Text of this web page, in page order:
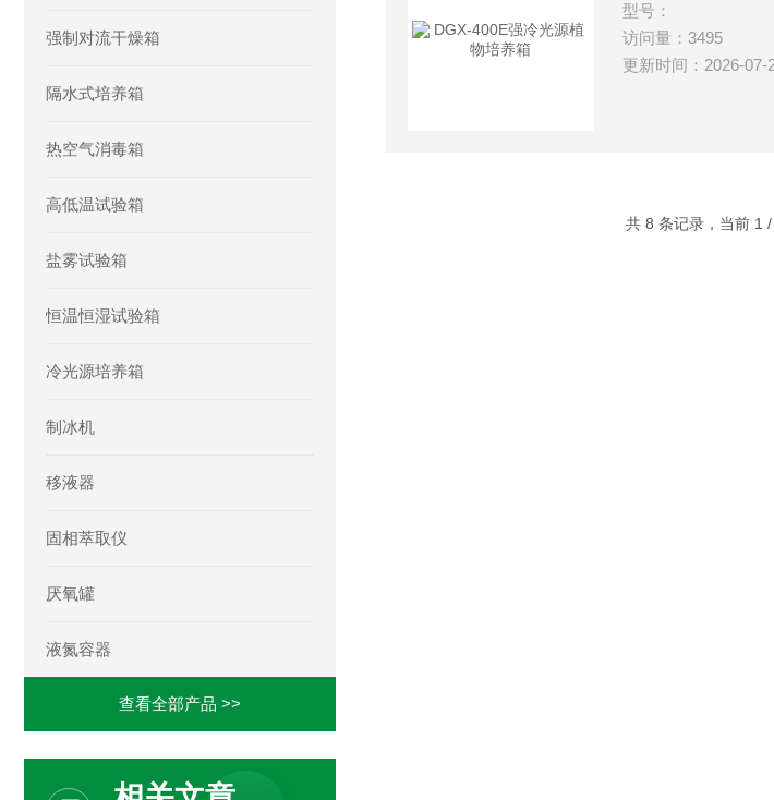
强制对流干燥箱
隔水式培养箱
热空气消毒箱
高低温试验箱
盐雾试验箱
恒温恒湿试验箱
冷光源培养箱
制冰机
移液器
固相萃取仪
厌氧罐
液氮容器
查看全部产品 >>
型号：
访问量：3495
更新时间：2026-07-
共 8 条记录，当前